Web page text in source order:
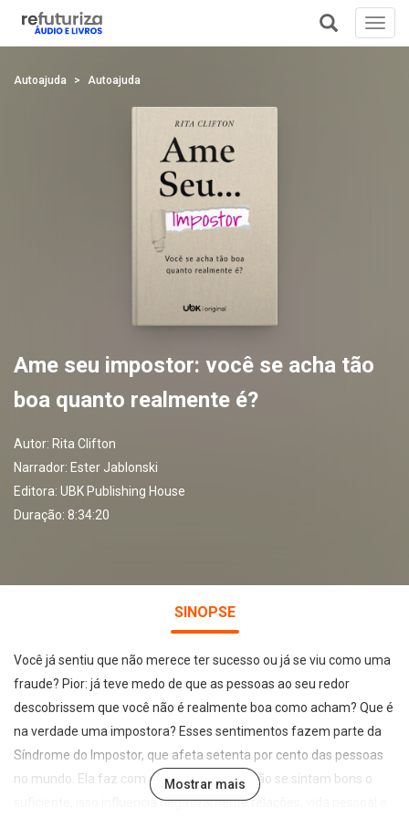
Autoajuda Autoajuda
Ame seu impostor: você se acha tão
boa quanto realmente é?
Autor: Rita Clifton
Narrador: Ester Jablonski
Editora: UBK Publishing House
Duração: 8:34:20
SINOPSE
Você já sentiu que não merece ter sucesso ou já se viu como uma
fraude? Pior: já teve medo de que as pessoas ao seu redor
descobrissem que você não é realmente boa como acham? Que é
na verdade uma impostora? Esses sentimentos fazem parte da
Síndrome do Impostor, que afeta setenta por cento das pessoas
no mundo. Ela faz com que os indivíduos não se sintam bons o
suficiente, isso influencia negativamente relações, vida pessoal e
Mostrar mais